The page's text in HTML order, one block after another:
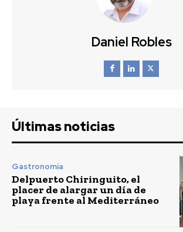
Daniel Robles
Últimas noticias
Gastronomía
Delpuerto Chiringuito, el
placer de alargar un día de
playa frente al Mediterráneo